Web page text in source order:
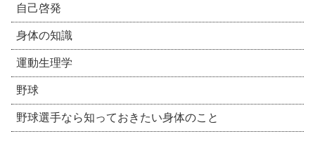
自己啓発
身体の知識
運動生理学
野球
野球選手なら知っておきたい身体のこと